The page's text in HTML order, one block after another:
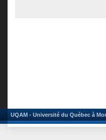
UQAM - Université du Québec à